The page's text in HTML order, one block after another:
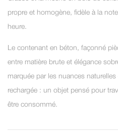
propre et homogène, fidèle à la
heure.
Le contenant en béton, façonné
entre matière brute et élégance
marquée par les nuances
rechargée : un objet pensé pour
être consommé.